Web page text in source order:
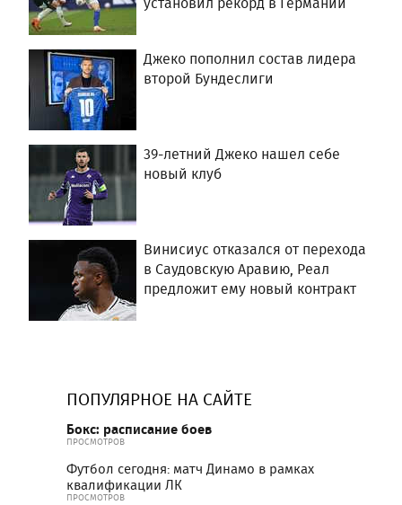
Джеко пополнил состав лидера
второй Бундеслиги
39-летний Джеко нашел себе
новый клуб
Винисиус отказался от перехода
в Саудовскую Аравию, Реал
предложит ему новый контракт
ПОПУЛЯРНОЕ НА САЙТЕ
Бокс: расписание боев
ПРОСМОТРОВ
Футбол сегодня: матч Динамо в рамках
квалификации ЛК
ПРОСМОТРОВ